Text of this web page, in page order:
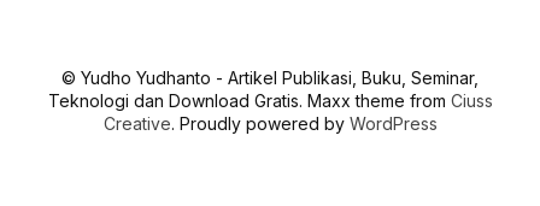
© Yudho Yudhanto - Artikel Publikasi, Buku, Seminar,
Teknologi dan Download Gratis. Maxx theme from Ciuss
Creative. Proudly powered by WordPress